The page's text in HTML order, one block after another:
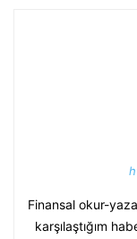
Finansal okur-
karşılaştığım